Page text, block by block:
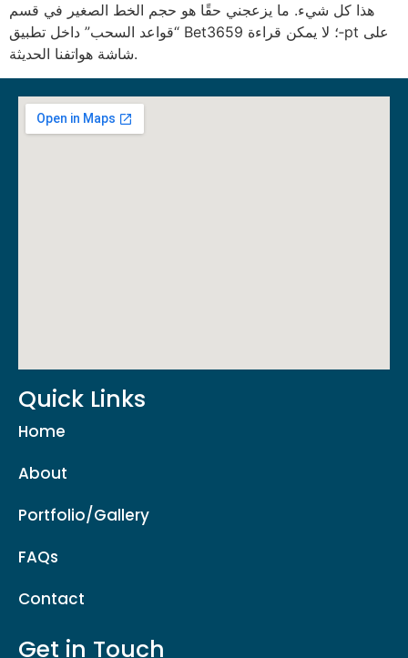
هذا كل شيء. ما يزعجني حقًا هو حجم الخط الصغير في قسم
“قواعد السحب” داخل تطبيق Bet365؛ لا يمكن قراءة 9‑pt على
شاشة هواتفنا الحديثة.
Quick Links
Home
About
Portfolio/Gallery
FAQs
Contact
Get in Touch